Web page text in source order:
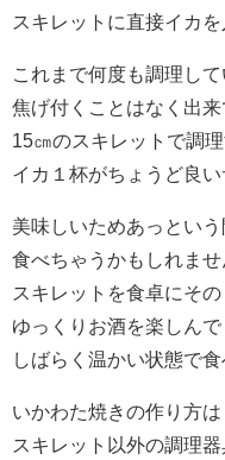
スキレットに直接イカ
これまで何度も調理し
焦げ付くことはなく出来
15㎝のスキレットで調
イカ１杯がちょうど良い
美味しいためあっという
食べちゃうかもしれませ
スキレットを食卓にそ
ゆっくりお酒を楽しんで
しばらく温かい状態で食
いかわた焼きの作り方は
スキレット以外の調理